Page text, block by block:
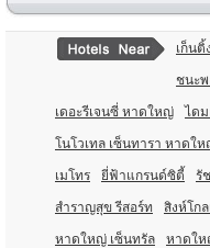
เก็นติ้ง
ชนะ
เดอะรีเจนซี่ หาดใหญ่ ได
โนโวเทล เซ็นทารา หาดใ
เมโทร ยี่ฟ้าแกรนด์ซิตี้ รั
สำราญสุข รีสอร์ท สิงห์โก
หาดใหญ่ เซ็นทรัล หาดให